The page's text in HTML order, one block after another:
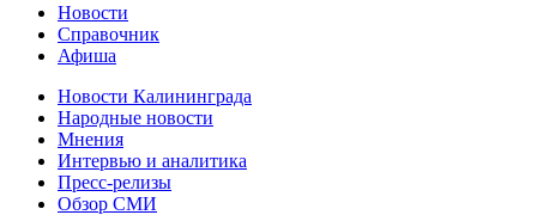
Новости
Справочник
Афиша
Новости Калининграда
Народные новости
Мнения
Интервью и аналитика
Пресс-релизы
Обзор СМИ